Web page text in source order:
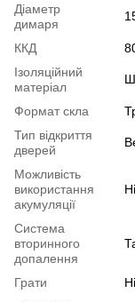
Діаметр
димаря
ККД
Ізоляційний
матеріал
Формат скла
Тип відкриття
дверей
Можливість
використання
акумуляції
Ні
Система
вторинного
допалення
Грати
Ні